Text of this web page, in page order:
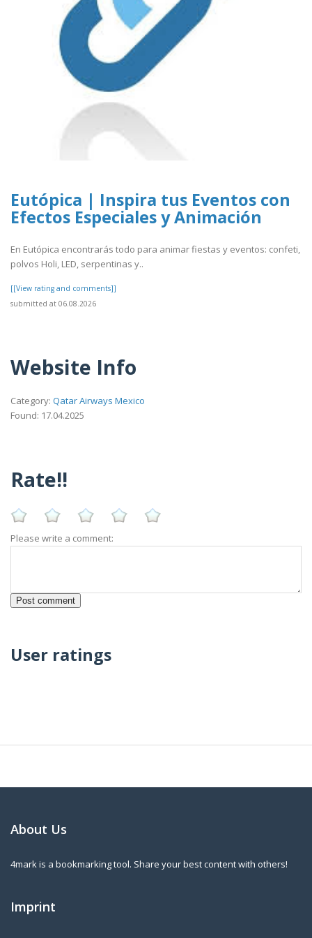
Eutópica | Inspira tus Eventos con
Efectos Especiales y Animación
En Eutópica encontrarás todo para animar fiestas y eventos: confeti,
polvos Holi, LED, serpentinas y..
[[View rating and comments]]
submitted at 06.08.2026
Website Info
Category: Qatar Airways Mexico
Found: 17.04.2025
Rate!!
Please write a comment:
User ratings
About Us
4mark is a bookmarking tool. Share your best content with others!
Imprint